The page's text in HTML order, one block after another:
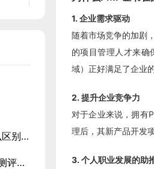
PMP®在内地和香港考试有什么区别？含金量会不一样吗？
PMP项目管理和CISP信息安全测评中心有关联吗
1. 企业需求驱动
随着市场竞争的加剧
的项目管理人才来确
域）正好满足了企业
2. 提升企业竞争力
对于企业来说，拥有
理后，其新产品开发
3. 个人职业发展的助